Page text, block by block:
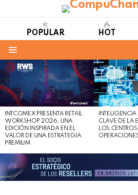
POPULAR HOT
LATEST
STORIES
INTCOMEX PRESENTA RETAIL
WORKSHOP 2026, UNA
EDICIÓN INSPIRADA EN EL
VALOR DE UNA ESTRATEGIA
PREMIUM
CLAVE DE LA
LOS CENTROS